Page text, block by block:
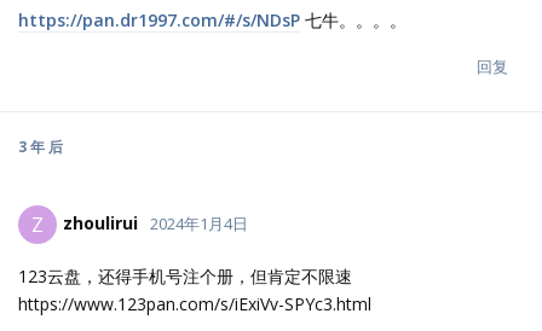
https://pan.dr1997.com/#/s/NDsP 七牛。。。。
回复
3 年 后
Z zhoulirui 2024年1月4日
123云盘，还得手机号注个册，但肯定不限速
https://www.123pan.com/s/iExiVv-SPYc3.html